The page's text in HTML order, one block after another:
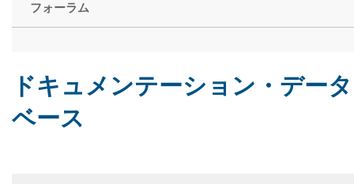
フォーラム
ドキュメンテーション・データ
ベース